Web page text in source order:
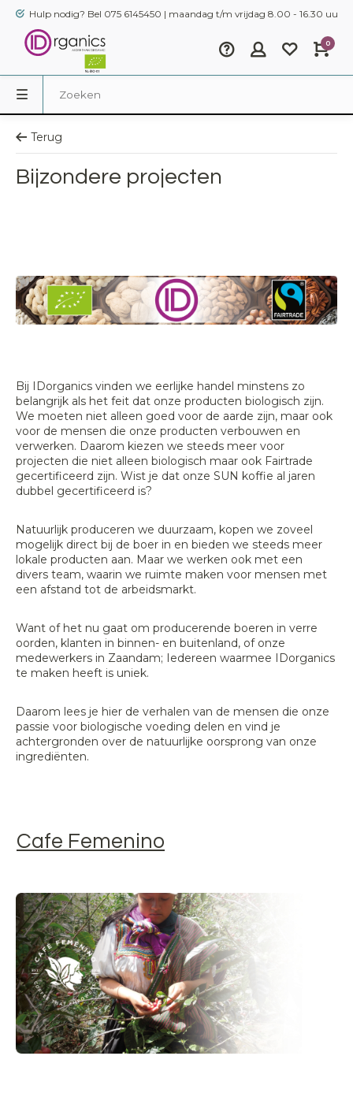
Hulp nodig? Bel 075 6145450 | maandag t/m vrijdag 8.00 - 16.30 uur
0
Terug
Bijzondere projecten
Bij IDorganics vinden we eerlijke handel minstens zo
belangrijk als het feit dat onze producten biologisch zijn.
We moeten niet alleen goed voor de aarde zijn, maar ook
voor de mensen die onze producten verbouwen en
verwerken. Daarom kiezen we steeds meer voor
projecten die niet alleen biologisch maar ook Fairtrade
gecertificeerd zijn. Wist je dat onze SUN koffie al jaren
dubbel gecertificeerd is?
Natuurlijk produceren we duurzaam, kopen we zoveel
mogelijk direct bij de boer in en bieden we steeds meer
lokale producten aan. Maar we werken ook met een
divers team, waarin we ruimte maken voor mensen met
een afstand tot de arbeidsmarkt.
Want of het nu gaat om producerende boeren in verre
oorden, klanten in binnen- en buitenland, of onze
medewerkers in Zaandam; Iedereen waarmee IDorganics
te maken heeft is uniek.
Daarom lees je hier de verhalen van de mensen die onze
passie voor biologische voeding delen en vind je
achtergronden over de natuurlijke oorsprong van onze
ingrediënten.
Cafe Femenino